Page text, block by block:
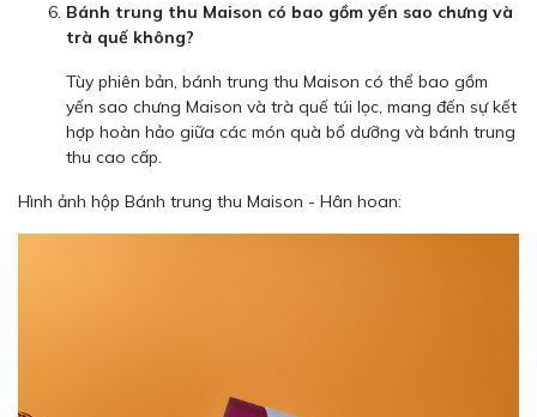
Bánh trung thu Maison có bao gồm yến sao chưng và
trà quế không?
Tùy phiên bản, bánh trung thu Maison có thể bao gồm
yến sao chưng Maison và trà quế túi lọc, mang đến sự kết
hợp hoàn hảo giữa các món quà bổ dưỡng và bánh trung
thu cao cấp.
Hình ảnh hộp Bánh trung thu Maison - Hân hoan: